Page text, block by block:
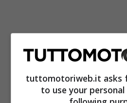
tuttomotoriweb.it asks
to use your